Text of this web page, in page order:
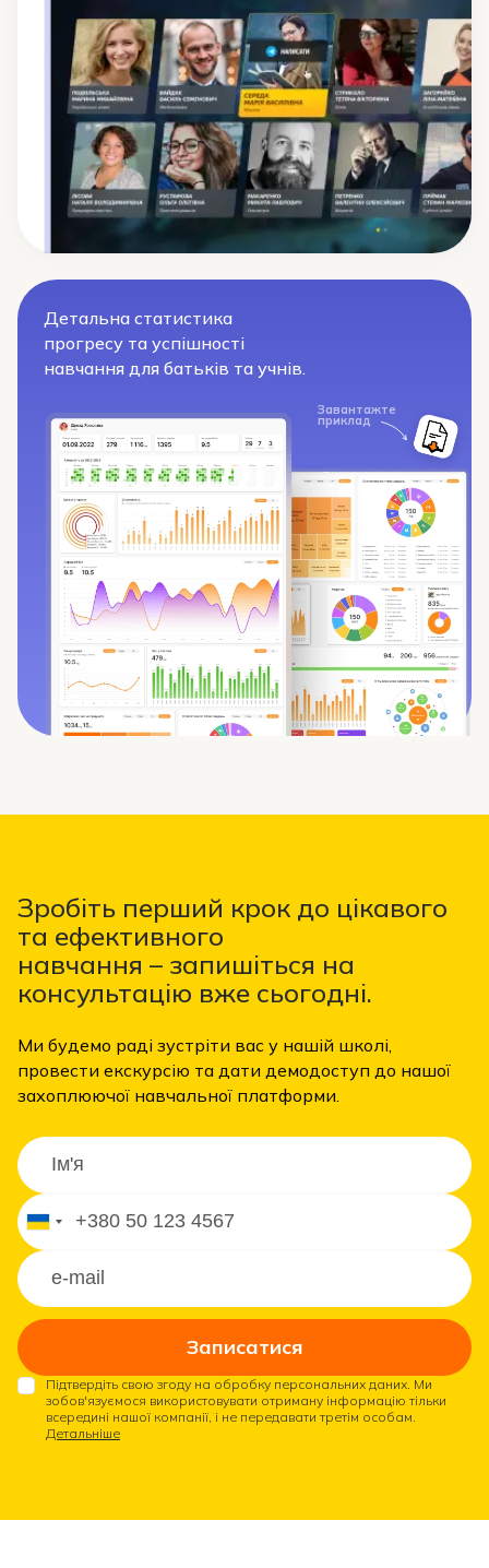
Детальна статистика
прогресу та успішності
навчання для батьків та учнів.
Завантажте
приклад
Зробіть перший крок до цікавого
та ефективного
навчання – запишіться на
консультацію вже сьогодні.
Ми будемо раді зустріти вас у нашій школі,
провести екскурсію та дати демодоступ до нашої
захоплюючої навчальної платформи.
Підтвердіть свою згоду на обробку персональних даних. Ми
зобов'язуємося використовувати отриману інформацію тільки
всередині нашої компанії, і не передавати третім особам.
Детальніше
Записатися